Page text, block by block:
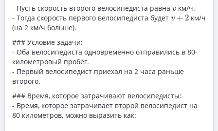
- Пусть скорость второго велосипедиста равна v
v км/ч.
- Тогда скорость первого велосипедиста будет v + 2
v +
км/ч
(на 2 км/ч больше).
### Условие задачи:
- Оба велосипедиста одновременно отправились в 80-
километровый пробег.
- Первый велосипедист приехал на 2 часа раньше
второго.
### Время, которое затрачивают велосипедисты:
- Время, которое затрачивает второй велосипедист на
80 километров, можно выразить как: